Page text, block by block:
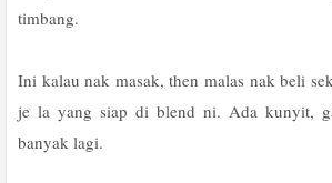
timbang.
Ini kalau nak masak, then malas nak beli
je la yang siap di blend ni. Ada kunyit,
banyak lagi.